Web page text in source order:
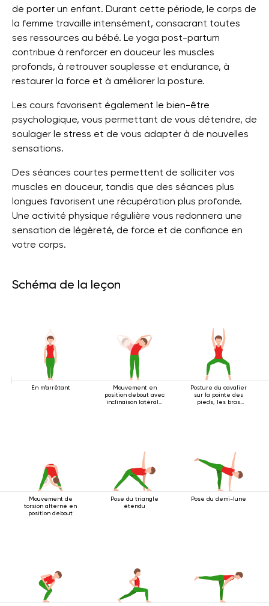
de porter un enfant. Durant cette période, le corps de
la femme travaille intensément, consacrant toutes
ses ressources au bébé. Le yoga post-partum
contribue à renforcer en douceur les muscles
profonds, à retrouver souplesse et endurance, à
restaurer la force et à améliorer la posture.
Les cours favorisent également le bien-être
psychologique, vous permettant de vous détendre, de
soulager le stress et de vous adapter à de nouvelles
sensations.
Des séances courtes permettent de solliciter vos
muscles en douceur, tandis que des séances plus
longues favorisent une récupération plus profonde.
Une activité physique régulière vous redonnera une
sensation de légèreté, de force et de confiance en
votre corps.
Schéma de la leçon
En m'arrêtant
Mouvement en
position debout avec
inclinaison latérale
Posture du cavalier
sur la pointe des
pieds, les bras
Mouvement de
torsion alterné en
position debout
Pose du triangle
étendu
Pose du demi-lune